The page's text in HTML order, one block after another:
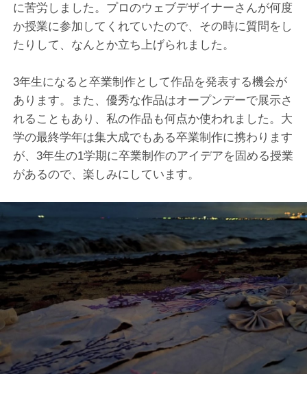
に苦労しました。プロのウェブデザイナーさんが何度
か授業に参加してくれていたので、その時に質問をし
たりして、なんとか立ち上げられました。
3年生になると卒業制作として作品を発表する機会が
あります。また、優秀な作品はオープンデーで展示さ
れることもあり、私の作品も何点か使われました。大
学の最終学年は集大成でもある卒業制作に携わります
が、3年生の1学期に卒業制作のアイデアを固める授業
があるので、楽しみにしています。